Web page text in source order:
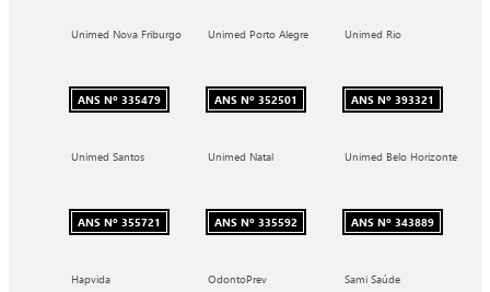
Unimed Nova Friburgo
ANS Nº 335479
Unimed Porto Alegre
ANS Nº 352501
Unimed Rio
ANS Nº 393321
Unimed Santos
ANS Nº 355721
Unimed Natal
ANS Nº 335592
Unimed Belo Horizonte
ANS Nº 343889
Hapvida OdontoPrev Sami Saúde